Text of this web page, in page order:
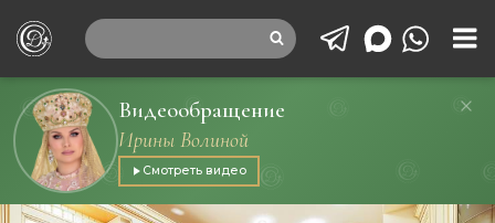
Видеообращение
Ирины Волиной
Смотреть видео